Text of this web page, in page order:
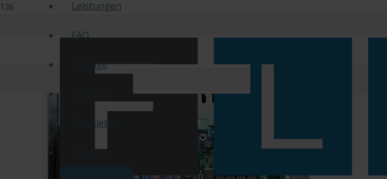
Leistungen
FAQ
Anfrage
Newsletter
Deutsch